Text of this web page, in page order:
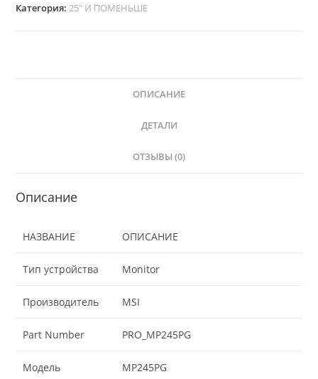
Категория:25" И ПОМЕНЬШЕ
ОПИСАНИЕ
ДЕТАЛИ
ОТЗЫВЫ (0)
Описание
НАЗВАНИЕ ОПИСАНИЕ
Тип устройства Monitor
Производитель MSI
Part Number PRO_MP245PG
Модель MP245PG